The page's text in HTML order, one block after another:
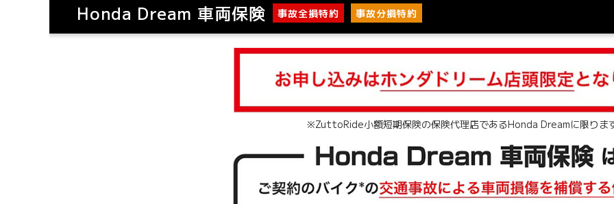
Honda Dream 車両保険 事故全損特約 事故分損特約
※ZuttoRide小額短期保険の保険代理店であるHonda Dreamに限りま